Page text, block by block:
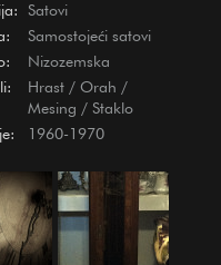
Satovi
Samostojeći satovi
Nizozemska
Hrast / Orah /
Mesing / Staklo
1960-1970